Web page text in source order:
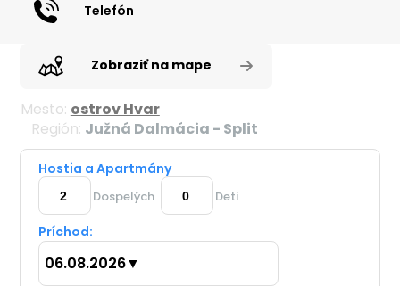
Telefón
Zobraziť na mape
Mesto: ostrov Hvar
Región: Južná Dalmácia - Split
Hostia a Apartmány
Dospelých Deti
Príchod:
06.08.2026▼